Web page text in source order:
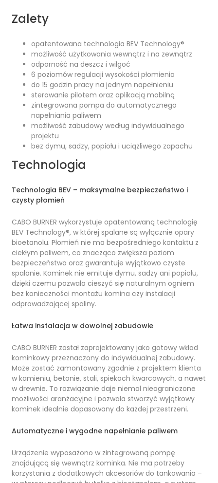
Zalety
opatentowana technologia BEV Technology®
możliwość użytkowania wewnątrz i na zewnątrz
odporność na deszcz i wilgoć
6 poziomów regulacji wysokości płomienia
do 15 godzin pracy na jednym napełnieniu
sterowanie pilotem oraz aplikacją mobilną
zintegrowana pompa do automatycznego
napełniania paliwem
możliwość zabudowy według indywidualnego
projektu
bez dymu, sadzy, popiołu i uciążliwego zapachu
Technologia
Technologia BEV – maksymalne bezpieczeństwo i
czysty płomień
CABO BURNER wykorzystuje opatentowaną technologię
BEV Technology®, w której spalane są wyłącznie opary
bioetanolu. Płomień nie ma bezpośredniego kontaktu z
ciekłym paliwem, co znacząco zwiększa poziom
bezpieczeństwa oraz gwarantuje wyjątkowo czyste
spalanie. Kominek nie emituje dymu, sadzy ani popiołu,
dzięki czemu pozwala cieszyć się naturalnym ogniem
bez konieczności montażu komina czy instalacji
odprowadzającej spaliny.
Łatwa instalacja w dowolnej zabudowie
CABO BURNER został zaprojektowany jako gotowy wkład
kominkowy przeznaczony do indywidualnej zabudowy.
Może zostać zamontowany zgodnie z projektem klienta
w kamieniu, betonie, stali, spiekach kwarcowych, a nawet
w drewnie. To rozwiązanie daje niemal nieograniczone
możliwości aranżacyjne i pozwala stworzyć wyjątkowy
kominek idealnie dopasowany do każdej przestrzeni.
Automatyczne i wygodne napełnianie paliwem
Urządzenie wyposażono w zintegrowaną pompę
znajdującą się wewnątrz kominka. Nie ma potrzeby
korzystania z dodatkowych akcesoriów do tankowania –